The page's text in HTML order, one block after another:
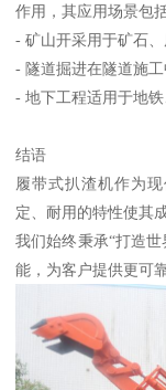
作用，其应用场景包
- 矿山开采用于矿石
- 隧道掘进在隧道施
- 地下工程适用于地
结语
履带式扒渣机作为
定、耐用的特性使其
我们始终秉承“打造
能，为客户提供更可